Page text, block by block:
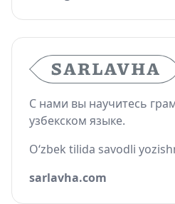
С нами вы научитесь
узбекском языке.
O‘zbek tilida savodli
sarlavha.com